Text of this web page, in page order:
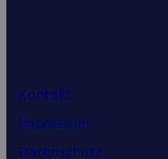
Kontakt
Impressum
Datenschutz